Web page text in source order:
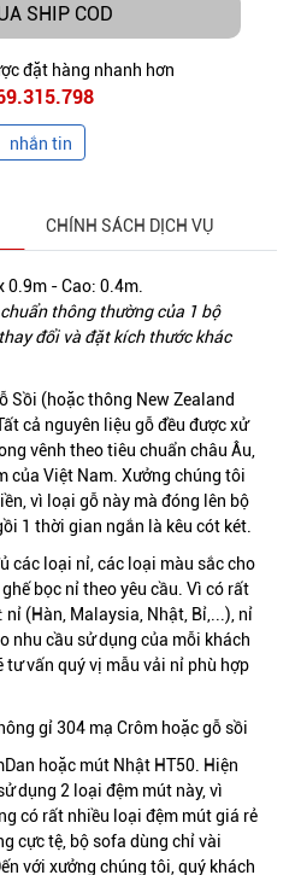
SHIP COD
đặt hàng nhanh hơn
nhắn tin
CHÍNH SÁCH DỊCH VỤ
0.9m - Cao: 0.4m.
thông thường của 1 bộ
đổi và đặt kích thước khác
Sồi (hoặc thông New Zealand
cả nguyên liệu gỗ đều được xử
vênh theo tiêu chuẩn châu Âu,
của Việt Nam. Xưởng chúng tôi
vì loại gỗ này mà đóng lên bộ
1 thời gian ngắn là kêu cót két.
các loại nỉ, các loại màu sắc cho
bọc nỉtheo yêu cầu. Vì có rất
(Hàn, Malaysia, Nhật, Bỉ,...), nỉ
nhu cầu sử dụng của mỗi khách
tư vấn quý vị mẫu vải nỉ phù hợp
gỉ 304 mạ Crôm hoặc gỗ sồi
hoặc mút Nhật HT50. Hiện
dụng 2 loại đệm mút này, vì
có rất nhiều loại đệm mút giá rẻ
cực tệ, bộ sofa dùng chỉ vài
với xưởng chúng tôi, quý khách